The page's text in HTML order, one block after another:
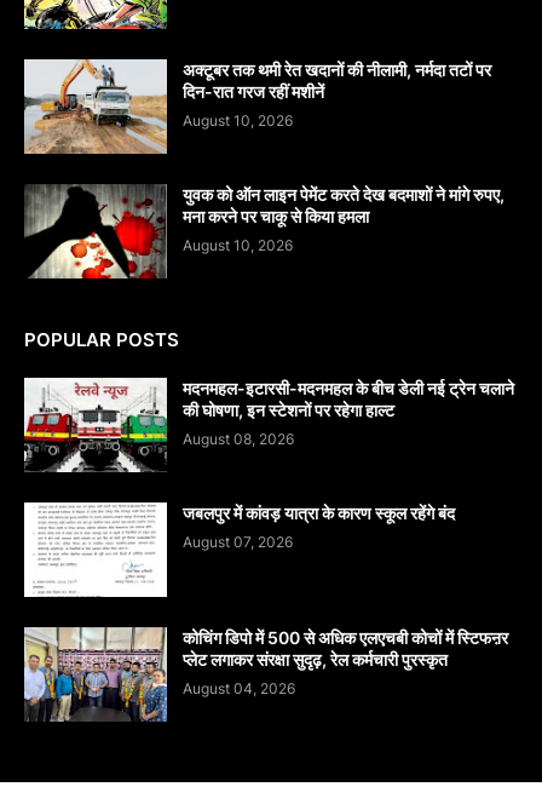
अक्टूबर तक थमी रेत खदानों की नीलामी, नर्मदा तटों पर
दिन-रात गरज रहीं मशीनें
August 10, 2026
युवक को ऑन लाइन पेमेंट करते देख बदमाशों ने मांगे रुपए,
मना करने पर चाकू से किया हमला
August 10, 2026
POPULAR POSTS
मदनमहल-इटारसी-मदनमहल के बीच डेली नई ट्रेन चलाने
की घोषणा, इन स्टेशनों पर रहेगा हाल्ट
August 08, 2026
जबलपुर में कांवड़ यात्रा के कारण स्कूल रहेंगे बंद
August 07, 2026
कोचिंग डिपो में 500 से अधिक एलएचबी कोचों में स्टिफऩर
प्लेट लगाकर संरक्षा सुदृढ़, रेल कर्मचारी पुरस्कृत
August 04, 2026